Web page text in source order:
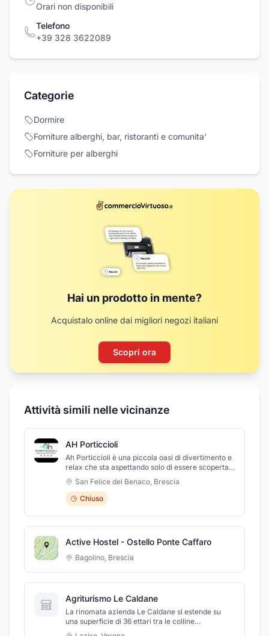
Orari non disponibili
Telefono
+39 328 3622089
Categorie
Dormire
Forniture alberghi, bar, ristoranti e comunita'
Forniture per alberghi
Hai un prodotto in mente?
Acquistalo online dai migliori negozi italiani
Scopri ora
Attività simili nelle vicinanze
AH Porticcioli
Ah Porticcioli è una piccola oasi di divertimento e
relax che sta aspettando solo di essere scoperta.
Vieni a goderti la vacanza in famiglia in un lusso
senza paragoni. Non rinunciare al comfort ma vivi
la tua indipendenza, approfitta degli appartamenti
unici, della piscina panoramica e del bar rooftop
per ricaricare le tue energie e divertirti! Scegli
adesso Ah Porticcioli e vivrai un'esperienza
non solo del lusso che meriti, ma anche del
servizio personalizzato che può darti soltanto un
4 stelle di qualità.
San Felice del Benaco, Brescia
Chiuso
Active Hostel - Ostello Ponte Caffaro
Bagolino, Brescia
Agriturismo Le Caldane
La rinomata azienda Le Caldane si estende su
una superficie di 36 ettari tra le colline
dell'anfiteatro morenico. Offriamo un'ottima